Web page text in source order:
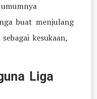
buat menjulang
kesukaan,
Liga